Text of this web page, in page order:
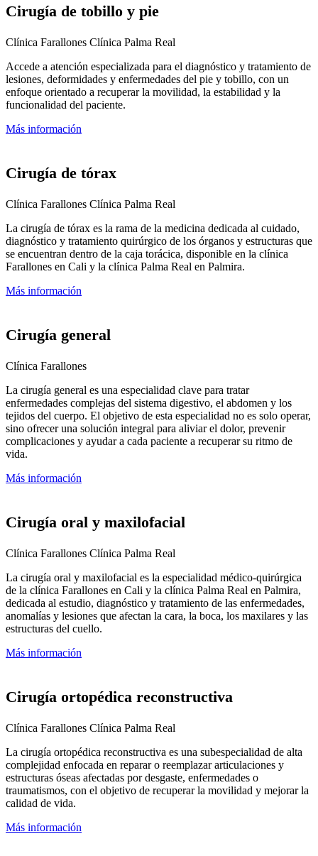
Cirugía de tobillo y pie
Clínica Farallones Clínica Palma Real
Accede a atención especializada para el diagnóstico y tratamiento de
lesiones, deformidades y enfermedades del pie y tobillo, con un
enfoque orientado a recuperar la movilidad, la estabilidad y la
funcionalidad del paciente.
Más información
Cirugía de tórax
Clínica Farallones Clínica Palma Real
La cirugía de tórax es la rama de la medicina dedicada al cuidado,
diagnóstico y tratamiento quirúrgico de los órganos y estructuras que
se encuentran dentro de la caja torácica, disponible en la clínica
Farallones en Cali y la clínica Palma Real en Palmira.
Más información
Cirugía general
Clínica Farallones
La cirugía general es una especialidad clave para tratar
enfermedades complejas del sistema digestivo, el abdomen y los
tejidos del cuerpo. El objetivo de esta especialidad no es solo operar,
sino ofrecer una solución integral para aliviar el dolor, prevenir
complicaciones y ayudar a cada paciente a recuperar su ritmo de
vida.
Más información
Cirugía oral y maxilofacial
Clínica Farallones Clínica Palma Real
La cirugía oral y maxilofacial es la especialidad médico-quirúrgica
de la clínica Farallones en Cali y la clínica Palma Real en Palmira,
dedicada al estudio, diagnóstico y tratamiento de las enfermedades,
anomalías y lesiones que afectan la cara, la boca, los maxilares y las
estructuras del cuello.
Más información
Cirugía ortopédica reconstructiva
Clínica Farallones Clínica Palma Real
La cirugía ortopédica reconstructiva es una subespecialidad de alta
complejidad enfocada en reparar o reemplazar articulaciones y
estructuras óseas afectadas por desgaste, enfermedades o
traumatismos, con el objetivo de recuperar la movilidad y mejorar la
calidad de vida.
Más información